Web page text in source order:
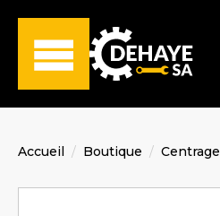
Accueil Boutique Centrage